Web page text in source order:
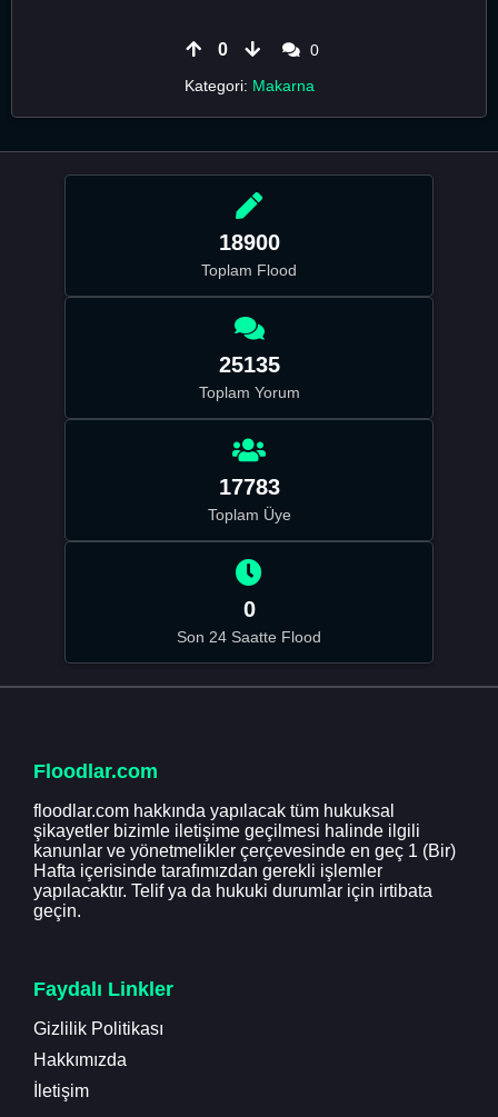
0
0
Kategori: Makarna
18900
Toplam Flood
25135
Toplam Yorum
17783
Toplam Üye
0
Son 24 Saatte Flood
Floodlar.com
floodlar.com hakkında yapılacak tüm hukuksal
şikayetler bizimle iletişime geçilmesi halinde ilgili
kanunlar ve yönetmelikler çerçevesinde en geç 1 (Bir)
Hafta içerisinde tarafımızdan gerekli işlemler
yapılacaktır. Telif ya da hukuki durumlar için irtibata
geçin.
Faydalı Linkler
Gizlilik Politikası
Hakkımızda
İletişim